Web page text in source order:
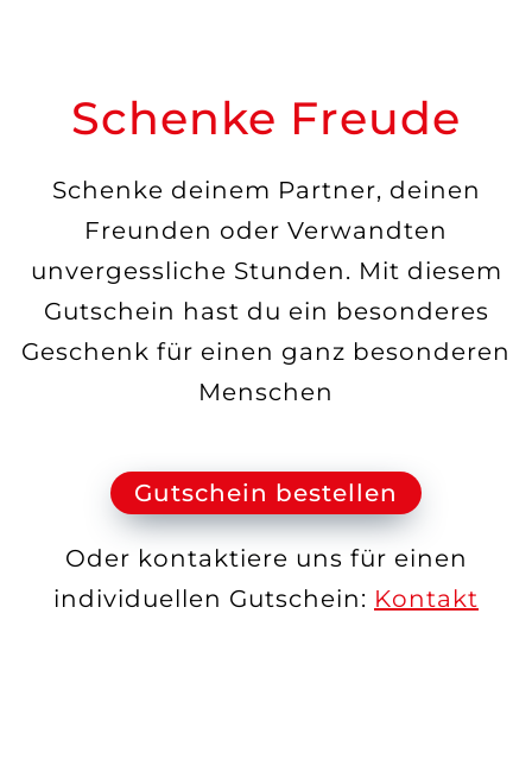
Schenke Freude
Schenke deinem Partner, deinen
Freunden oder Verwandten
unvergessliche Stunden. Mit diesem
Gutschein hast du ein besonderes
Geschenk für einen ganz besonderen
Menschen
Gutschein bestellen
Oder kontaktiere uns für einen
individuellen Gutschein: Kontakt